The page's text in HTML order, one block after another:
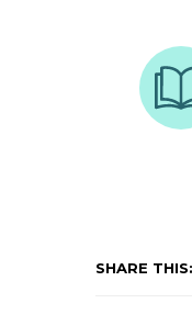
SHARE THIS: